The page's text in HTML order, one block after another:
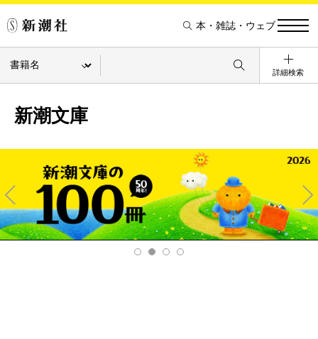
本・雑誌・ウェブ
詳細検索
新潮文庫
Pre
v
Ne
xt